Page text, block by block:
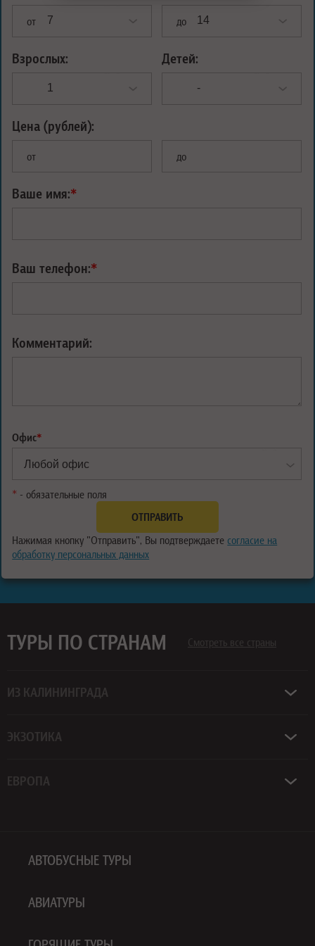
от до
Взрослых: Детей:
Цена (рублей):
от до
Ваше имя:*
Ваш телефон:*
Комментарий:
Офис*
* - обязательные поля
Нажимая кнопку "Отправить", Вы подтверждаете согласие на
обработку персональных данных
ТУРЫ ПО СТРАНАМ Смотреть все страны
ИЗ КАЛИНИНГРАДА
ЭКЗОТИКА
ЕВРОПА
АВТОБУСНЫЕ ТУРЫ
АВИАТУРЫ